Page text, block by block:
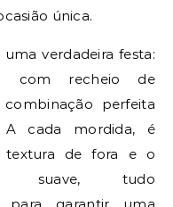
única.
verdadeira festa:
com recheio de
perfeita
A cada mordida, é
textura de fora e o
suave, tudo